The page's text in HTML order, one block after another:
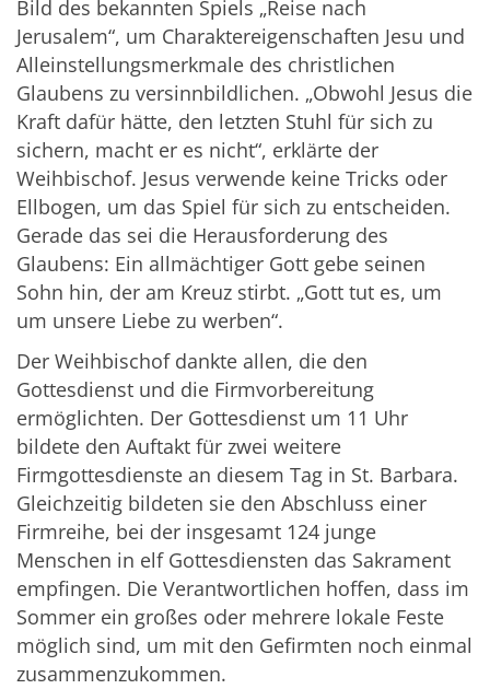
Bild des bekannten Spiels „Reise nach
Jerusalem“, um Charaktereigenschaften Jesu und
Alleinstellungsmerkmale des christlichen
Glaubens zu versinnbildlichen. „Obwohl Jesus die
Kraft dafür hätte, den letzten Stuhl für sich zu
sichern, macht er es nicht“, erklärte der
Weihbischof. Jesus verwende keine Tricks oder
Ellbogen, um das Spiel für sich zu entscheiden.
Gerade das sei die Herausforderung des
Glaubens: Ein allmächtiger Gott gebe seinen
Sohn hin, der am Kreuz stirbt. „Gott tut es, um
um unsere Liebe zu werben“.
Der Weihbischof dankte allen, die den
Gottesdienst und die Firmvorbereitung
ermöglichten. Der Gottesdienst um 11 Uhr
bildete den Auftakt für zwei weitere
Firmgottesdienste an diesem Tag in St. Barbara.
Gleichzeitig bildeten sie den Abschluss einer
Firmreihe, bei der insgesamt 124 junge
Menschen in elf Gottesdiensten das Sakrament
empfingen. Die Verantwortlichen hoffen, dass im
Sommer ein großes oder mehrere lokale Feste
möglich sind, um mit den Gefirmten noch einmal
zusammenzukommen.